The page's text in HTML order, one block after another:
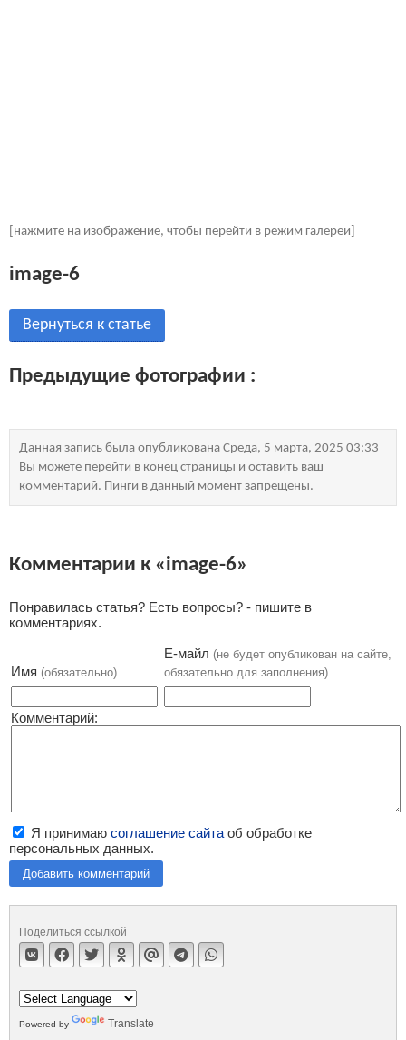
[нажмите на изображение, чтобы перейти в режим галереи]
image-6
Вернуться к статье
Предыдущие фотографии :
Данная запись была опубликована Среда, 5 марта, 2025 03:33
Вы можете перейти в конец страницы и оставить ваш
комментарий. Пинги в данный момент запрещены.
Комментарии к «image-6»
Понравилась статья? Есть вопросы? - пишите в
комментариях.
Имя (обязательно)
Е-майл (не будет опубликован на сайте,
обязательно для заполнения)
Комментарий:
Я принимаю соглашение сайта об обработке
персональных данных.
Добавить комментарий
Поделиться ссылкой
Powered by Translate